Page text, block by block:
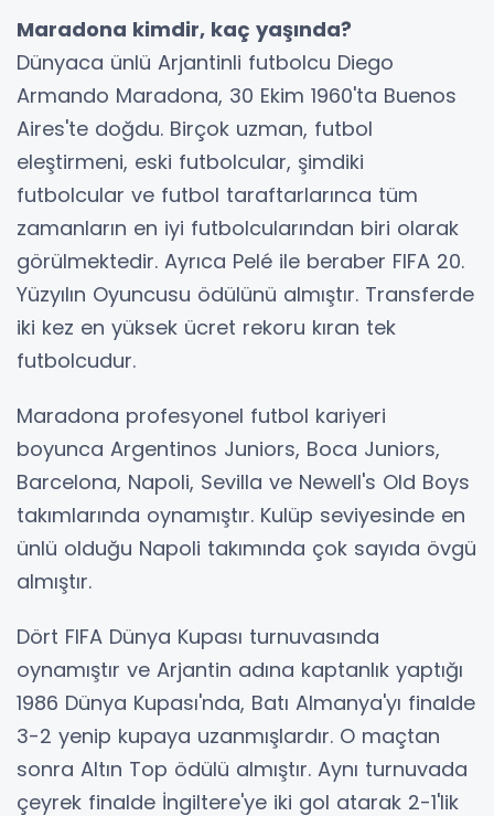
Maradona kimdir, kaç yaşında?
Dünyaca ünlü Arjantinli futbolcu Diego
Armando Maradona, 30 Ekim 1960'ta Buenos
Aires'te doğdu. Birçok uzman, futbol
eleştirmeni, eski futbolcular, şimdiki
futbolcular ve futbol taraftarlarınca tüm
zamanların en iyi futbolcularından biri olarak
görülmektedir. Ayrıca Pelé ile beraber FIFA 20.
Yüzyılın Oyuncusu ödülünü almıştır. Transferde
iki kez en yüksek ücret rekoru kıran tek
futbolcudur.
Maradona profesyonel futbol kariyeri
boyunca Argentinos Juniors, Boca Juniors,
Barcelona, Napoli, Sevilla ve Newell's Old Boys
takımlarında oynamıştır. Kulüp seviyesinde en
ünlü olduğu Napoli takımında çok sayıda övgü
almıştır.
Dört FIFA Dünya Kupası turnuvasında
oynamıştır ve Arjantin adına kaptanlık yaptığı
1986 Dünya Kupası'nda, Batı Almanya'yı finalde
3-2 yenip kupaya uzanmışlardır. O maçtan
sonra Altın Top ödülü almıştır. Aynı turnuvada
çeyrek finalde İngiltere'ye iki gol atarak 2-1'lik